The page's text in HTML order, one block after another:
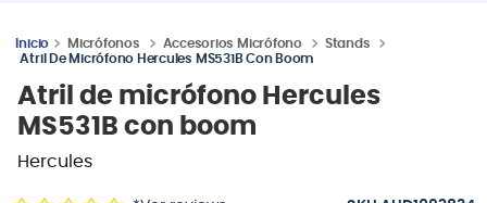
Micrófonos Accesorios Micrófono
Stands
Atril De Micrófono Hercules MS531B Con Boom
Atril de micrófono Hercules
MS531B con boom
Hercules